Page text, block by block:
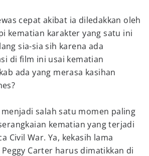
cepat akibat ia diledakkan oleh
kematian karakter yang satu ini
sia-sia sih karena ada
di film ini usai kematian
ada yang merasa kasihan
salah satu momen paling
kematian yang terjadi
Civil War. Ya, kekasih lama
Carter harus dimatikkan di